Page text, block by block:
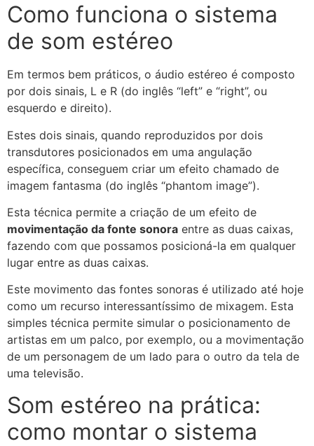
Como funciona o sistema
de som estéreo
Em termos bem práticos, o áudio estéreo é composto
por dois sinais, L e R (do inglês “left” e “right”, ou
esquerdo e direito).
Estes dois sinais, quando reproduzidos por dois
transdutores posicionados em uma angulação
específica, conseguem criar um efeito chamado de
imagem fantasma (do inglês “phantom image”).
Esta técnica permite a criação de um efeito de
movimentação da fonte sonora entre as duas caixas,
fazendo com que possamos posicioná-la em qualquer
lugar entre as duas caixas.
Este movimento das fontes sonoras é utilizado até hoje
como um recurso interessantíssimo de mixagem. Esta
simples técnica permite simular o posicionamento de
artistas em um palco, por exemplo, ou a movimentação
de um personagem de um lado para o outro da tela de
uma televisão.
Som estéreo na prática:
como montar o sistema